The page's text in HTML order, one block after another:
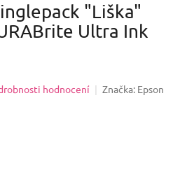
"Liška"
Ultra Ink
hodnocení Značka: Epson